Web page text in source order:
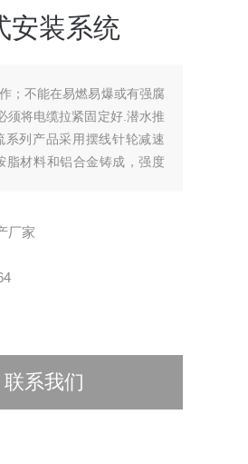
安装系统
；不能在易燃易爆或有强腐
须将电缆拉紧固定好.潜水推
列产品采用摆线针轮减速
脂材料和铝合金铸成，强度
厂家
联系我们